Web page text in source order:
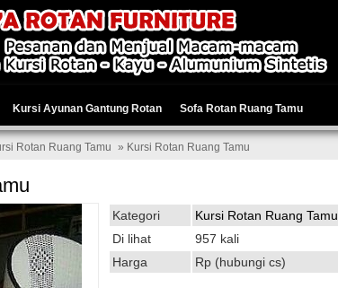
Kursi Ayunan Gantung Rotan Sofa Rotan Ruang Tamu
Rotan Ruang Tamu » Kursi Rotan Ruang Tamu
Kategori
Kursi Rotan Ruang Tamu
Di lihat
957 kali
Harga
Rp (hubungi cs)